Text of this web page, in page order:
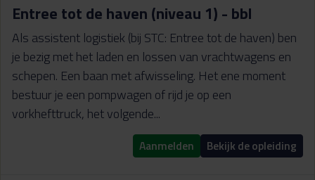
Entree tot de haven (niveau 1) - bbl
Als assistent logistiek (bij STC: Entree tot de haven) ben
je bezig met het laden en lossen van vrachtwagens en
schepen. Een baan met afwisseling. Het ene moment
bestuur je een pompwagen of rijd je op een
vorkhefttruck, het volgende...
Aanmelden Bekijk de opleiding